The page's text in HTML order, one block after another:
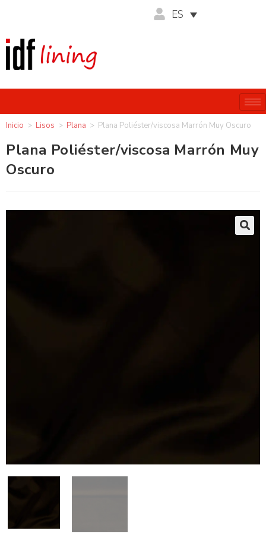
ES
Inicio > Lisos > Plana > Plana Poliéster/viscosa Marrón Muy Oscuro
Plana Poliéster/viscosa Marrón Muy
Oscuro